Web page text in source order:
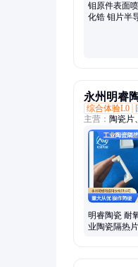
钼原件表面
化锆 钼片半
永州明睿
综合体验L0
主营： 陶瓷片
兰、陶瓷基
板、陶瓷套
母、陶瓷滑
子、绝缘环
明睿陶瓷 耐
业陶瓷隔热